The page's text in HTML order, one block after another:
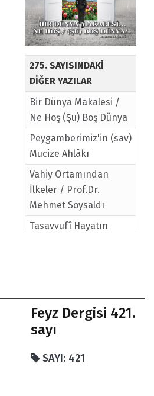
275. SAYISINDAKİ
DİĞER YAZILAR
Bir Dünya Makalesi /
Ne Hoş (Şu) Boş Dünya
Peygamberimiz'in (sav)
Mucize Ahlâkı
Vahiy Ortamından
İlkeler / Prof.Dr.
Mehmet Soysaldı
Tasavvufî Hayatın
Feyz Dergisi 421.
sayı
SAYI: 421